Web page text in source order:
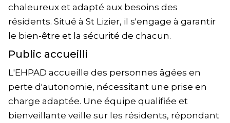
chaleureux et adapté aux besoins des
résidents. Situé à St Lizier, il s'engage à garantir
le bien-être et la sécurité de chacun.
Public accueilli
L'EHPAD accueille des personnes âgées en
perte d'autonomie, nécessitant une prise en
charge adaptée. Une équipe qualifiée et
bienveillante veille sur les résidents, répondant